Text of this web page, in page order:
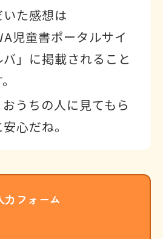
た感想は
児童書ポータルサイ
バ」に掲載されること
うちの人に見てもら
心だね。
力フォーム